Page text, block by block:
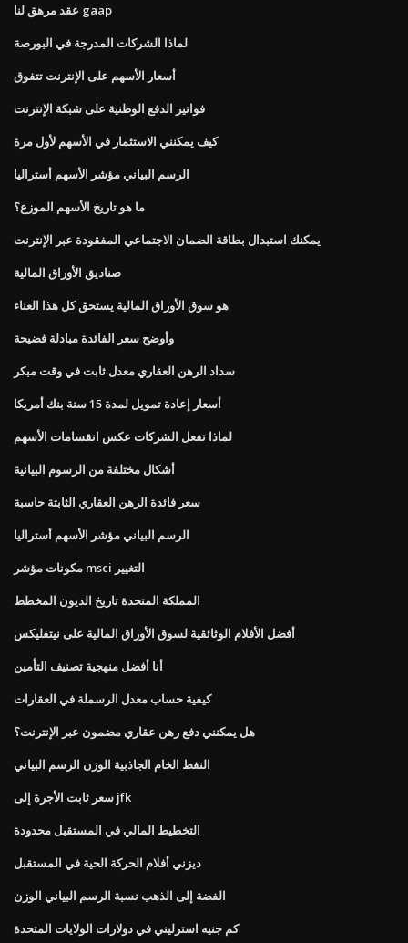
عقد مرهق لنا gaap
لماذا الشركات المدرجة في البورصة
أسعار الأسهم على الإنترنت تتفوق
فواتير الدفع الوطنية على شبكة الإنترنت
كيف يمكنني الاستثمار في الأسهم لأول مرة
الرسم البياني مؤشر الأسهم أستراليا
ما هو تاريخ الأسهم الموزع؟
يمكنك استبدال بطاقة الضمان الاجتماعي المفقودة عبر الإنترنت
صناديق الأوراق المالية
هو سوق الأوراق المالية يستحق كل هذا العناء
وأوضح سعر الفائدة مبادلة فضيحة
سداد الرهن العقاري معدل ثابت في وقت مبكر
أسعار إعادة تمويل لمدة 15 سنة بنك أمريكا
لماذا تفعل الشركات عكس انقسامات الأسهم
أشكال مختلفة من الرسوم البيانية
سعر فائدة الرهن العقاري الثابتة حاسبة
الرسم البياني مؤشر الأسهم أستراليا
مكونات مؤشر msci التغيير
المملكة المتحدة تاريخ الديون المخطط
أفضل الأفلام الوثائقية لسوق الأوراق المالية على نيتفليكس
أنا أفضل منهجية تصنيف التأمين
كيفية حساب معدل الرسملة في العقارات
هل يمكنني دفع رهن عقاري مضمون عبر الإنترنت؟
النفط الخام الجاذبية الوزن الرسم البياني
سعر ثابت الأجرة إلى jfk
التخطيط المالي في المستقبل محدودة
ديزني أفلام الحركة الحية في المستقبل
الفضة إلى الذهب نسبة الرسم البياني الوزن
كم جنيه استرليني في دولارات الولايات المتحدة